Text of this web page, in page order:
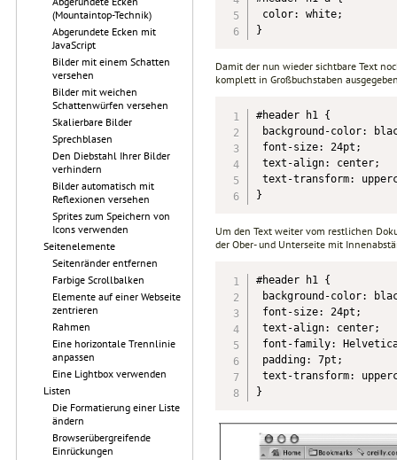
(Mountaintop-Technik)
Abgerundete Ecken mit
JavaScript
Bilder mit einem Schatten
versehen
Bilder mit weichen
Schattenwürfen versehen
Skalierbare Bilder
Sprechblasen
Den Diebstahl Ihrer Bilder
verhindern
Bilder automatisch mit
Reflexionen versehen
Sprites zum Speichern von
Icons verwenden
Seitenelemente
Seitenränder entfernen
Farbige Scrollbalken
Elemente auf einer Webseite
zentrieren
Rahmen
Eine horizontale Trennlinie
anpassen
Eine Lightbox verwenden
Listen
Die Formatierung einer Liste
ändern
Browserübergreifende
Einrückungen
color: white;
}
Damit der nun wieder sichtbare Text
komplett in Großbuchstaben
#header h1 {
background-color:
font-size: 24pt;
text-align: center;
text-transform:
}
Um den Text weiter vom restlichen
der Ober- und Unterseite mit
#header h1 {
background-color:
font-size: 24pt;
text-align: center;
font-family:
padding: 7pt;
text-transform:
}